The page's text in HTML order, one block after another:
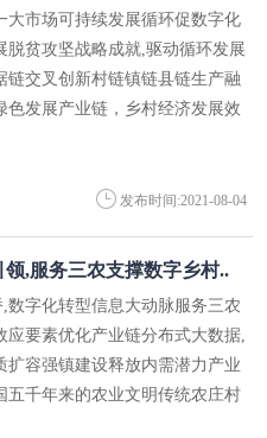
大市场可持续发展循环促数字化
贫攻坚战略成就,驱动循环发展
交叉创新村链镇链县链生产融
发展产业链，乡村经济发展效
发布时间:2021-08-04
,服务三农支撑数字乡村..
字化转型信息大动脉服务三农
要素优化产业链分布式大数据,
容强镇建设释放内需潜力产业
五千年来的农业文明传统农庄村